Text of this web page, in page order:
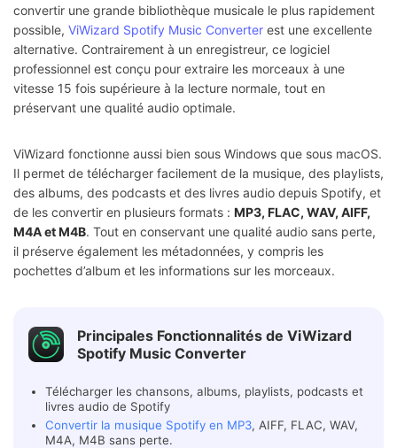
convertir une grande bibliothèque musicale le plus rapidement
possible, ViWizard Spotify Music Converter est une excellente
alternative. Contrairement à un enregistreur, ce logiciel
professionnel est conçu pour extraire les morceaux à une
vitesse 15 fois supérieure à la lecture normale, tout en
préservant une qualité audio optimale.
ViWizard fonctionne aussi bien sous Windows que sous macOS.
Il permet de télécharger facilement de la musique, des playlists,
des albums, des podcasts et des livres audio depuis Spotify, et
de les convertir en plusieurs formats : MP3, FLAC, WAV, AIFF,
M4A et M4B. Tout en conservant une qualité audio sans perte,
il préserve également les métadonnées, y compris les
pochettes d’album et les informations sur les morceaux.
Principales Fonctionnalités de ViWizard
Spotify Music Converter
Télécharger les chansons, albums, playlists, podcasts et
livres audio de Spotify
Convertir la musique Spotify en MP3, AIFF, FLAC, WAV,
M4A, M4B sans perte.